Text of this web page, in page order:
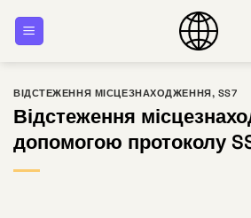
ВІДСТЕЖЕННЯ МІСЦЕЗНАХОДЖЕННЯ, SS7
Відстеження
допомогою протоколу